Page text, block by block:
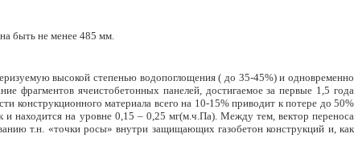
быть не менее 485 мм.
высокой степенью водопоглощения ( до 35-45%) и одновременно
фрагментов ячеистобетонных панелей, достигаемое за первые 1,5 года
конструкционного материала всего на 10-15% приводит к потере до 50%
и находится на уровне 0,15 – 0,25 мг(м.ч.Па). Между тем, вектор переноса
т.н. «точки росы» внутри защищающих газобетон конструкций и, как